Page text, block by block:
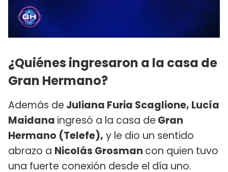
¿Quiénes ingresaron a la casa de
Gran Hermano?
Además de Juliana Furia Scaglione, Lucía
Maidana ingresó a la casa de Gran
Hermano (Telefe), y le dio un sentido
abrazo a Nicolás Grosman con quien tuvo
una fuerte conexión desde el día uno.